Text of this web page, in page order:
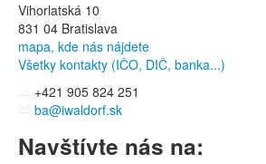
Vihorlatská 10
831 04 Bratislava
mapa, kde nás nájdete
Všetky kontakty (IČO, DIČ, banka...)
+421 905 824 251
ba@iwaldorf.sk
Navštívte nás na: